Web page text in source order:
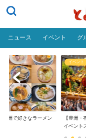
ニュース イベント グ
豊洲で好きなラーメン
イベント
【豊洲
イベント